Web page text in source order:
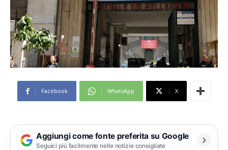
Facebook WhatsApp X
Aggiungi come fonte preferita su Google
Seguici più facilmente nelle notizie consigliate